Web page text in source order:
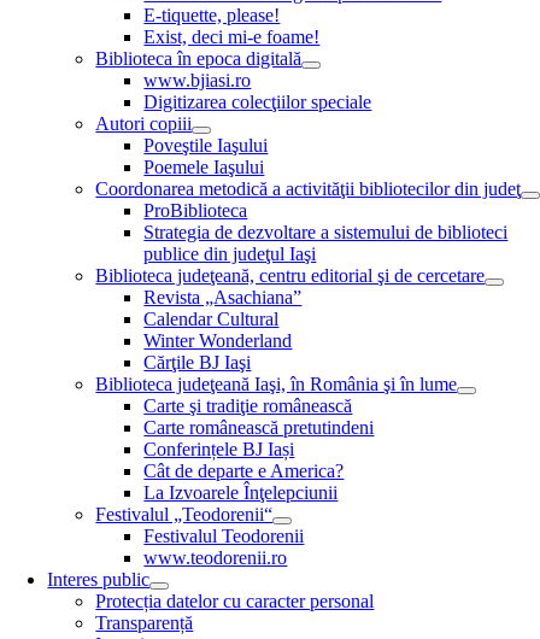
E-tiquette, please!
Exist, deci mi-e foame!
Biblioteca în epoca digitală
www.bjiasi.ro
Digitizarea colecţiilor speciale
Autori copiii
Poveştile Iaşului
Poemele Iaşului
Coordonarea metodică a activităţii bibliotecilor din judeţ
ProBiblioteca
Strategia de dezvoltare a sistemului de biblioteci
publice din judeţul Iaşi
Biblioteca judeţeană, centru editorial şi de cercetare
Revista „Asachiana”
Calendar Cultural
Winter Wonderland
Cărţile BJ Iaşi
Biblioteca judeţeană Iaşi, în România şi în lume
Carte şi tradiţie românească
Carte românească pretutindeni
Conferințele BJ Iași
Cât de departe e America?
La Izvoarele Înţelepciunii
Festivalul „Teodorenii“
Festivalul Teodorenii
www.teodorenii.ro
Interes public
Protecția datelor cu caracter personal
Transparență